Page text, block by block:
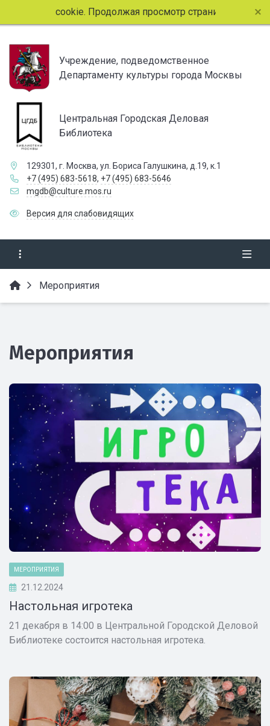
cookie. Продолжая просмотр страниц сайта, вы
Учреждение, подведомственное
Департаменту культуры города Москвы
Центральная Городская Деловая
Библиотека
129301, г. Москва, ул. Бориса Галушкина, д.19, к.1
+7 (495) 683-5618, +7 (495) 683-5646
mgdb@culture.mos.ru
Версия для слабовидящих
Мероприятия
Мероприятия
МЕРОПРИЯТИЯ
21.12.2024
Настольная игротека
21 декабря в 14:00 в Центральной Городской Деловой
Библиотеке состоится настольная игротека.